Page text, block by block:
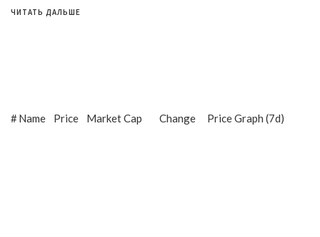
ЧИТАТЬ ДАЛЬШЕ
#Name Price Market Cap Change Price Graph (7d)